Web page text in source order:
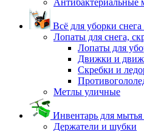
Антибактериальные
Всё для уборки
Лопаты для снега,
Лопаты для
Движки и
Скребки и
Метлы уличные
Инвентарь для мытья
Держатели и шубки